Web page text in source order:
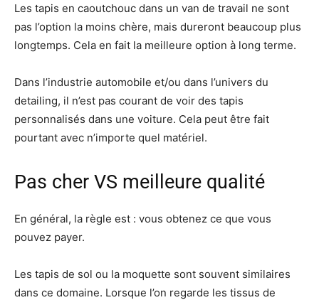
Les tapis en caoutchouc dans un van de travail ne sont
pas l’option la moins chère, mais dureront beaucoup plus
longtemps. Cela en fait la meilleure option à long terme.
Dans l’industrie automobile et/ou dans l’univers du
detailing, il n’est pas courant de voir des tapis
personnalisés dans une voiture. Cela peut être fait
pourtant avec n’importe quel matériel.
Pas cher VS meilleure qualité
En général, la règle est : vous obtenez ce que vous
pouvez payer.
Les tapis de sol ou la moquette sont souvent similaires
dans ce domaine. Lorsque l’on regarde les tissus de